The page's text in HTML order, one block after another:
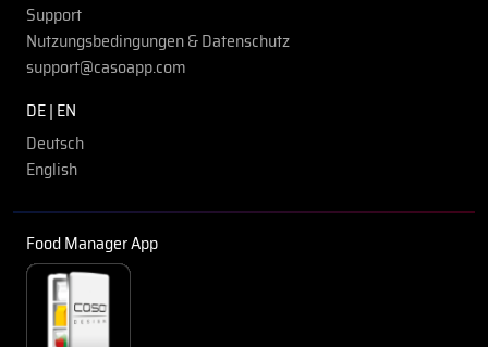
Support
Nutzungsbedingungen & Datenschutz
support@casoapp.com
DE | EN
Deutsch
English
Food Manager App